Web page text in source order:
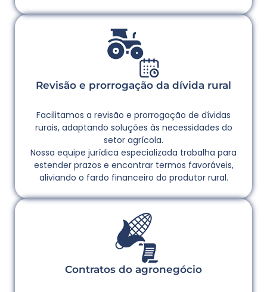
Revisão e prorrogação da dívida rural
Facilitamos a revisão e prorrogação de dívidas
rurais, adaptando soluções às necessidades do
setor agrícola.
Nossa equipe jurídica especializada trabalha para
estender prazos e encontrar termos favoráveis,
aliviando o fardo financeiro do produtor rural.
Contratos do agronegócio